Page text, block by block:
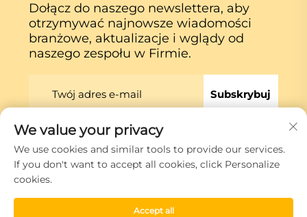
Dołącz do naszego newslettera, aby
otrzymywać najnowsze wiadomości
branżowe, aktualizacje i wglądy od
naszego zespołu w Firmie.
Subskrybuj
Prawa autorskie © Xiamen Globe Machine Co.,ltd.
Polityka prywatności
We value your privacy
We use cookies and similar tools to provide our services.
If you don't want to accept all cookies, click Personalize
cookies.
Accept all